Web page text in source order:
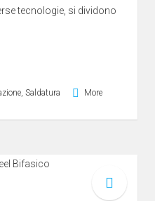
tecnologie, si dividono
Saldatura More